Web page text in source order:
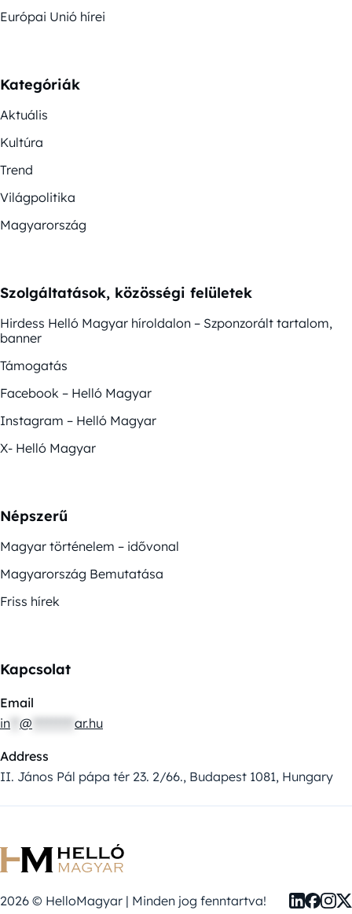
Európai Unió hírei
Kategóriák
Aktuális
Kultúra
Trend
Világpolitika
Magyarország
Szolgáltatások, közösségi felületek
Hirdess Helló Magyar híroldalon – Szponzorált tartalom,
banner
Támogatás
Facebook – Helló Magyar
Instagram – Helló Magyar
X- Helló Magyar
Népszerű
Magyar történelem – idővonal
Magyarország Bemutatása
Friss hírek
Kapcsolat
Email
in @ ar.hu
Address
II. János Pál pápa tér 23. 2/66., Budapest 1081, Hungary
2026 © HelloMagyar | Minden jog fenntartva!